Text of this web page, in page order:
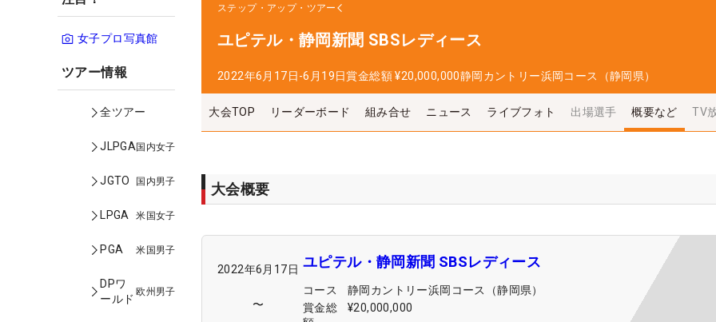
女子プロ写真館
ツアー情報
全ツアー
JLPGA国内女子
JGTO 国内男子
LPGA 米国女子
PGA 米国男子
DPワ
ールド
欧州男子
ステップ・アップ・ツアー
ユピテル・静岡新聞 SBSレディース
2022年6月17日-6月19日賞金総額 ¥20,000,000静岡カントリー浜岡コース（静岡県）
大会TOP リーダーボード 組み合せ ニュース ライブフォト 出場選手 概要など TV
大会概要
2022年6月17日
〜
ユピテル・静岡新聞 SBSレディース
コース
静岡カントリー浜岡コース（静岡県）
賞金総
¥20,000,000